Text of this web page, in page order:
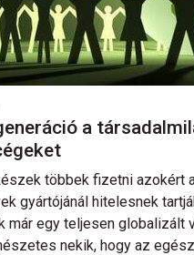
a
többek fizetni azokért
gyártójánál hitelesnek
már egy teljesen globalizált
nekik, hogy az